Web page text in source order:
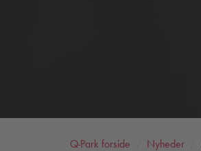
Q-Park forside Nyheder